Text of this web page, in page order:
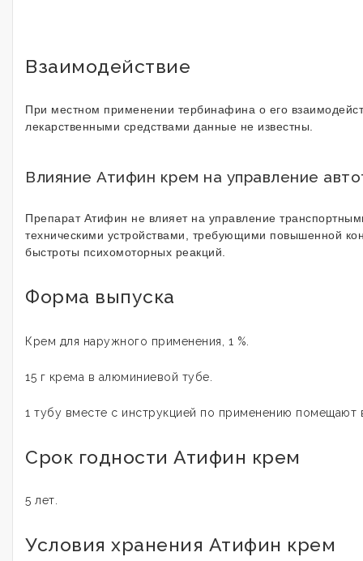
Взаимодействие
При местном применении тербинафина о его
лекарственными средствами данные не известны.
Влияние Атифин крем на управление
Препарат Атифин не влияет на управление
техническими устройствами, требующими повышенной
быстроты психомоторных реакций.
Форма выпуска
Крем для наружного применения, 1 %.
15 г крема в алюминиевой тубе.
1 тубу вместе с инструкцией по применению помещают
Срок годности Атифин крем
5 лет.
Условия хранения Атифин крем